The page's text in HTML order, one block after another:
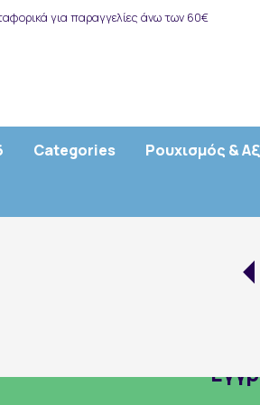
για παραγγελίες άνω των 60€
Categories Ρουχισμός &